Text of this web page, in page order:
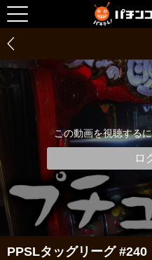
この動画を視聴する
ロ
PPSLタッグリーグ #240